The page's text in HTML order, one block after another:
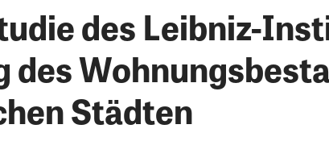
des Leibniz-
des
Städten